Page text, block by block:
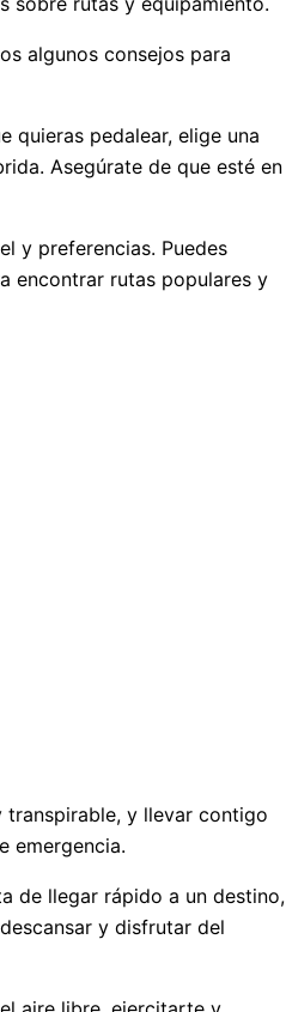
algunos consejos para
quieras pedalear, elige una
Asegúrate de que esté en
y preferencias. Puedes
encontrar rutas populares y
y llevar contigo
emergencia.
de llegar rápido a un destino,
y disfrutar del